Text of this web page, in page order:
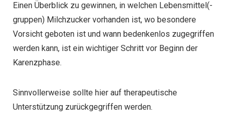
Einen Überblick zu gewinnen, in welchen Lebensmittel(-
gruppen) Milchzucker vorhanden ist, wo besondere
Vorsicht geboten ist und wann bedenkenlos zugegriffen
werden kann, ist ein wichtiger Schritt vor Beginn der
Karenzphase.
Sinnvollerweise sollte hier auf therapeutische
Unterstützung zurückgegriffen werden.